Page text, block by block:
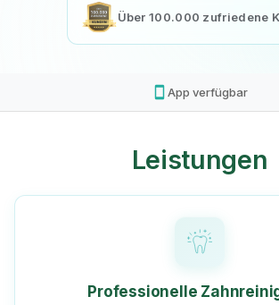
Über 100.000 zufriedene
smartphone App verfügbar
Leistungen
Professionelle